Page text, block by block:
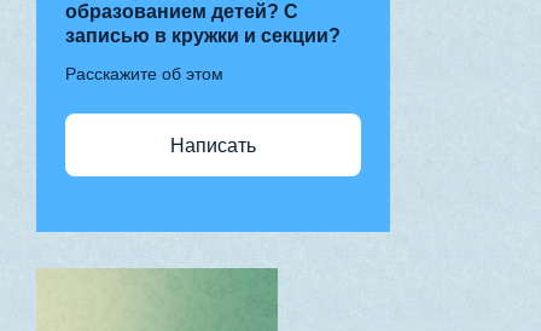
образованием детей? С
записью в кружки и секции?
Расскажите об этом
Написать